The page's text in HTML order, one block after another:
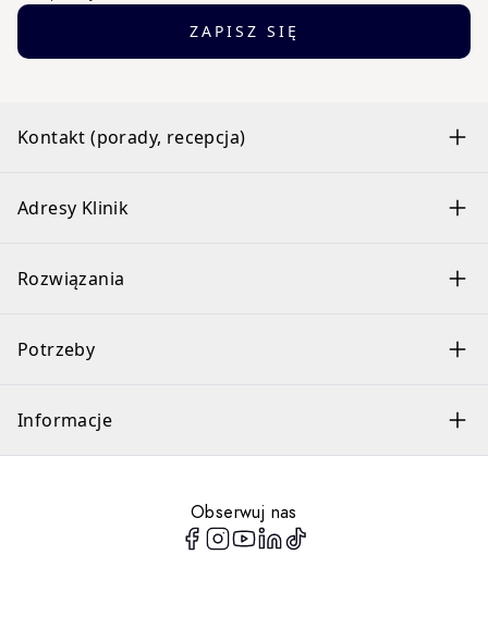
ZAPISZ SIĘ
Kontakt (porady, recepcja)
Adresy Klinik
Rozwiązania
Potrzeby
Informacje
Obserwuj nas